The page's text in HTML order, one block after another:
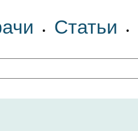
• Статьи •